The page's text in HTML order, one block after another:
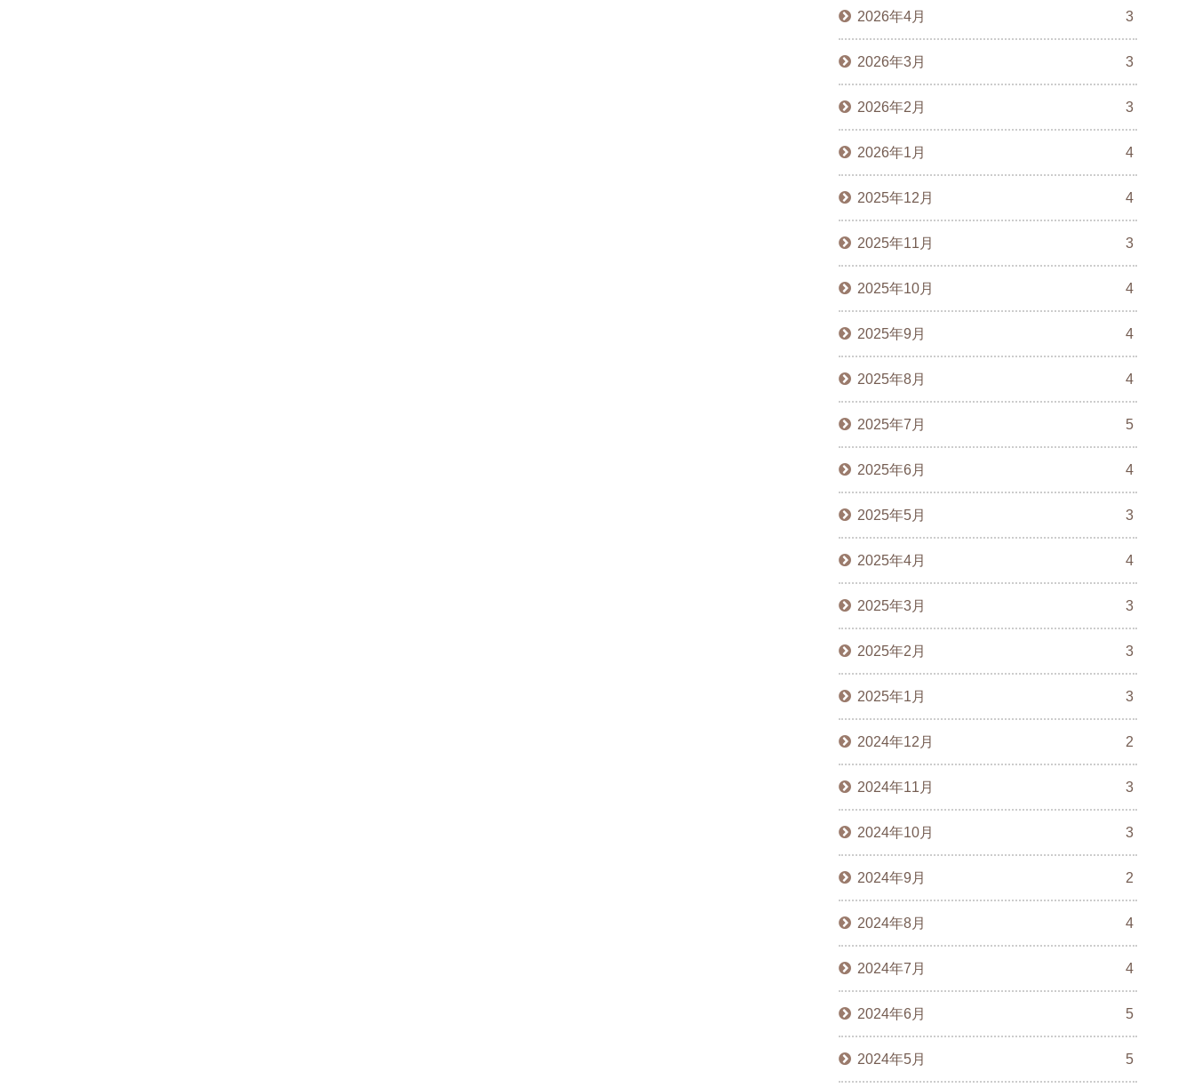
2026年4月 3
2026年3月 3
2026年2月 3
2026年1月 4
2025年12月 4
2025年11月 3
2025年10月 4
2025年9月 4
2025年8月 4
2025年7月 5
2025年6月 4
2025年5月 3
2025年4月 4
2025年3月 3
2025年2月 3
2025年1月 3
2024年12月 2
2024年11月 3
2024年10月 3
2024年9月 2
2024年8月 4
2024年7月 4
2024年6月 5
2024年5月 5